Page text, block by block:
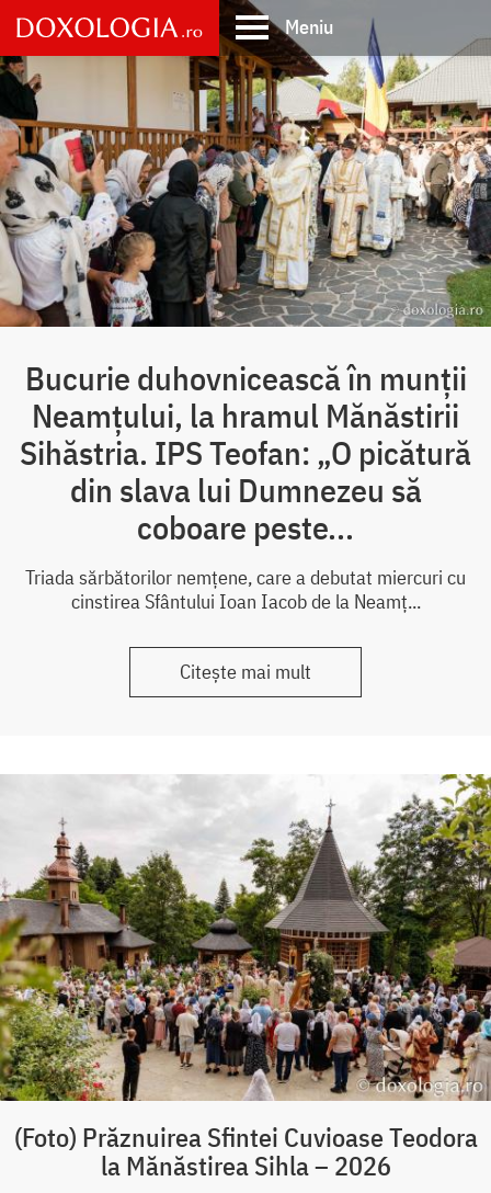
Skip
to
main
content
Meniu
Main
navigation
Bucurie duhovnicească în munții
Neamțului, la hramul Mănăstirii
Sihăstria. IPS Teofan: „O picătură
din slava lui Dumnezeu să
coboare peste...
Triada sărbătorilor nemțene, care a debutat miercuri cu
cinstirea Sfântului Ioan Iacob de la Neamț...
Citește mai mult
(Foto) Prăznuirea Sfintei Cuvioase Teodora
la Mănăstirea Sihla – 2026